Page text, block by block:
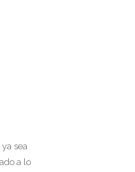
sea
a lo